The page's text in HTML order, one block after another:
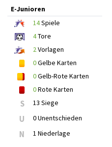
E-Junioren
14Spiele
4Tore
2Vorlagen
0Gelbe Karten
0Gelb-Rote Karten
0Rote Karten
S 13 Siege
U 0 Unentschieden
N 1 Niederlage